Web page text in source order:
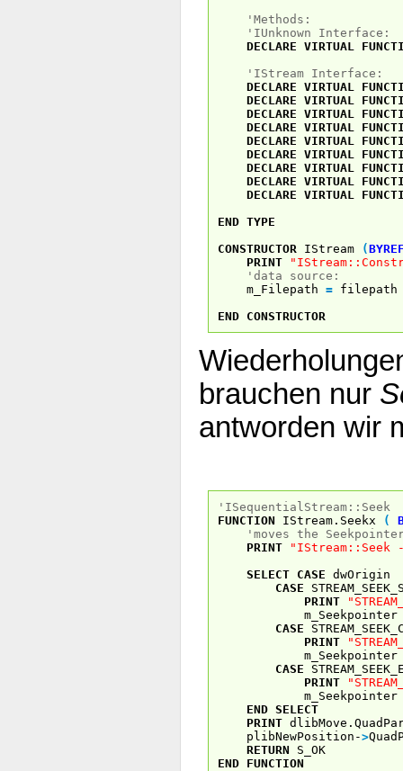
'Methods:
'IUnknown Interface:
DECLARE VIRTUAL
'IStream Interface:
DECLARE VIRTUAL
DECLARE VIRTUAL
DECLARE VIRTUAL
DECLARE VIRTUAL
DECLARE VIRTUAL
DECLARE VIRTUAL
DECLARE VIRTUAL
DECLARE VIRTUAL
DECLARE VIRTUAL
END TYPE
CONSTRUCTOR IStream (
PRINT
'data source:
m_Filepath = filepath
END CONSTRUCTOR
brauchen nur
antworden wir
'ISequentialStream::Seek
FUNCTION IStream.Seekx (
'moves the
PRINT
"IStream::Seek
SELECT CASE dwOrigin
CASE
PRINT
CASE
PRINT
CASE
PRINT
END SELECT
PRINT
plibNewPosition->
RETURN S_OK
END FUNCTION